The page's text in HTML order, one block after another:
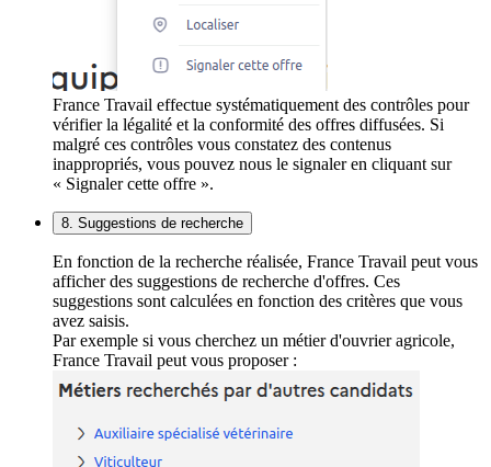
France Travail effectue systématiquement des contrôles pour
vérifier la légalité et la conformité des offres diffusées. Si
malgré ces contrôles vous constatez des contenus
inappropriés, vous pouvez nous le signaler en cliquant sur
« Signaler cette offre ».
8. Suggestions de recherche
En fonction de la recherche réalisée, France Travail peut vous
afficher des suggestions de recherche d'offres. Ces
suggestions sont calculées en fonction des critères que vous
avez saisis.
Par exemple si vous cherchez un métier d'ouvrier agricole,
France Travail peut vous proposer :